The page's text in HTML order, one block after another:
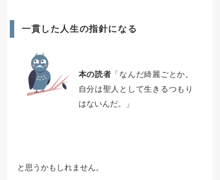
一貫した人生の指針になる
本の読者 「なんだ綺麗ごとか。
自分は聖人として生きるつもり
はないんだ。」
と思うかもしれません。